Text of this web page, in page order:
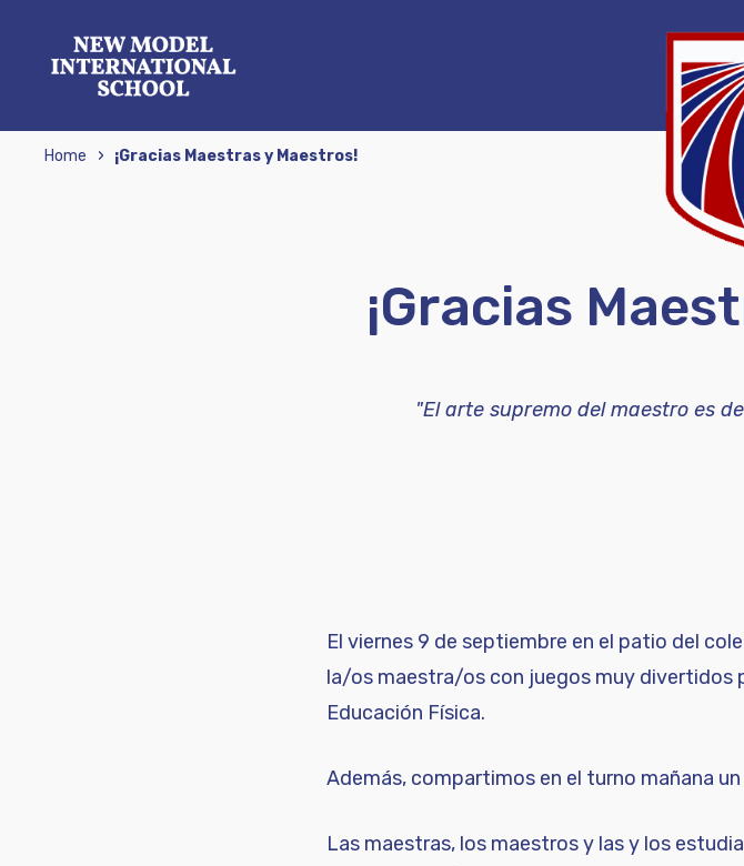
Home › ¡Gracias Maestras y Maestros!
¡Gracias
"El arte supremo del maestro es
El viernes 9 de septiembre en el patio del
la/os maestra/os con juegos muy divertidos
Educación Física.
Además, compartimos en el turno mañana
Las maestras, los maestros y las y los